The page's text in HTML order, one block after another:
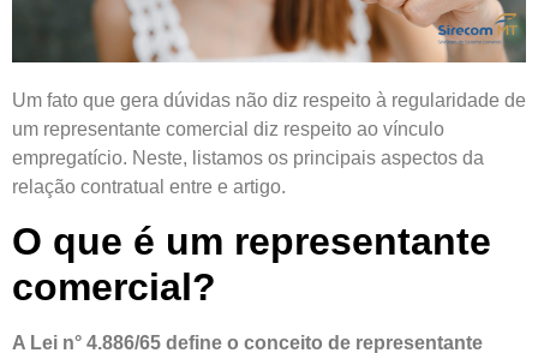
Um fato que gera dúvidas não diz respeito à regularidade de
um representante comercial diz respeito ao vínculo
empregatício. Neste, listamos os principais aspectos da
relação contratual entre e artigo.
O que é um representante
comercial?
A Lei n° 4.886/65 define o conceito de representante